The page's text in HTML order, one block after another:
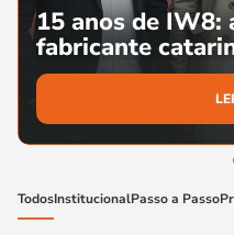
15 anos de IW8:
fabricante
TodosInstitucionalPasso a Passo